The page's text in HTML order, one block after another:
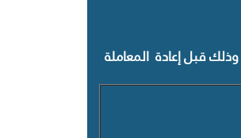
قبل إعادة المعاملة